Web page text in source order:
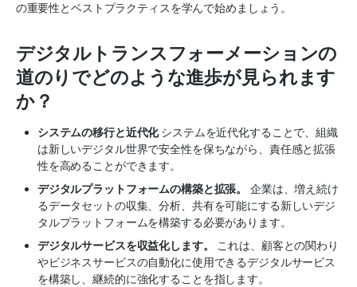
の重要性とベストプラクティスを学んで始めましょう。
デジタルトランスフォーメーションの
道のりでどのような進歩が見られます
か？
システムの移行と近代化システムを近代化することで、組織
は新しいデジタル世界で安全性を保ちながら、責任感と拡張
性を高めることができます。
デジタルプラットフォームの構築と拡張。
企業は、増え続け
るデータセットの収集、分析、共有を可能にする新しいデジ
タルプラットフォームを構築する必要があります。
デジタルサービスを収益化します。
これは、顧客との関わり
やビジネスサービスの自動化に使用できるデジタルサービス
を構築し、継続的に強化することを指します。